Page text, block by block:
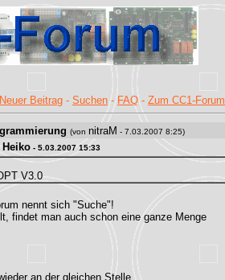
Neuer Beitrag - Suchen - FAQ - Zum CC1-Forum
(von nitraM - 7.03.2007 8:25)
Heiko - 5.03.2007 15:33
V3.0
nennt sich "Suche"!
findet man auch schon eine ganze Menge
an der gleichen Stelle